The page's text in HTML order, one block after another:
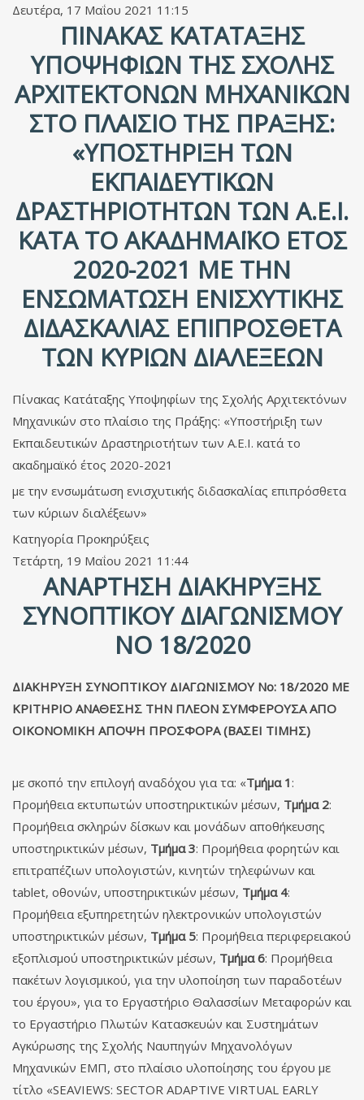
Δευτέρα, 17 Μαΐου 2021 11:15
ΠΊΝΑΚΑΣ ΚΑΤΆΤΑΞΗΣ
ΥΠΟΨΗΦΊΩΝ ΤΗΣ ΣΧΟΛΉΣ
ΑΡΧΙΤΕΚΤΌΝΩΝ ΜΗΧΑΝΙΚΏΝ
ΣΤΟ ΠΛΑΊΣΙΟ ΤΗΣ ΠΡΆΞΗΣ:
«ΥΠΟΣΤΉΡΙΞΗ ΤΩΝ
ΕΚΠΑΙΔΕΥΤΙΚΏΝ
ΔΡΑΣΤΗΡΙΟΤΉΤΩΝ ΤΩΝ Α.Ε.Ι.
ΚΑΤΆ ΤΟ ΑΚΑΔΗΜΑΪΚΌ ΈΤΟΣ
2020-2021 ΜΕ ΤΗΝ
ΕΝΣΩΜΆΤΩΣΗ ΕΝΙΣΧΥΤΙΚΉΣ
ΔΙΔΑΣΚΑΛΊΑΣ ΕΠΙΠΡΌΣΘΕΤΑ
ΤΩΝ ΚΎΡΙΩΝ ΔΙΑΛΈΞΕΩΝ
Πίνακας Κατάταξης Υποψηφίων της Σχολής Αρχιτεκτόνων
Μηχανικών στο πλαίσιο της Πράξης: «Υποστήριξη των
Εκπαιδευτικών Δραστηριοτήτων των Α.Ε.Ι. κατά το
ακαδημαϊκό έτος 2020-2021
με την ενσωμάτωση ενισχυτικής διδασκαλίας επιπρόσθετα
των κύριων διαλέξεων»
Κατηγορία Προκηρύξεις
Τετάρτη, 19 Μαΐου 2021 11:44
AΝΆΡΤΗΣΗ ΔΙΑΚΉΡΥΞΗΣ
ΣΥΝΟΠΤΙΚΟΎ ΔΙΑΓΩΝΙΣΜΟΎ
ΝΟ 18/2020
ΔΙΑΚΗΡΥΞΗ ΣΥΝΟΠΤΙΚΟΥ ΔΙΑΓΩΝΙΣΜΟΥ Νο: 18/2020 ΜΕ
ΚΡΙΤΗΡΙΟ ΑΝΑΘΕΣΗΣ ΤΗΝ ΠΛΕΟΝ ΣΥΜΦΕΡΟΥΣΑ ΑΠΟ
ΟΙΚΟΝΟΜΙΚΗ ΑΠΟΨΗ ΠΡΟΣΦΟΡΑ (ΒΑΣΕΙ ΤΙΜΗΣ)
με σκοπό την επιλογή αναδόχου για τα: «Τμήμα 1 :
Προμήθεια εκτυπωτών υποστηρικτικών μέσων, Τμήμα 2:
Προμήθεια σκληρών δίσκων και μονάδων αποθήκευσης
υποστηρικτικών μέσων, Τμήμα 3: Προμήθεια φορητών και
επιτραπέζιων υπολογιστών, κινητών τηλεφώνων και
tablet, οθονών, υποστηρικτικών μέσων, Τμήμα 4:
Προμήθεια εξυπηρετητών ηλεκτρονικών υπολογιστών
υποστηρικτικών μέσων, Τμήμα 5: Προμήθεια περιφερειακού
εξοπλισμού υποστηρικτικών μέσων, Τμήμα 6: Προμήθεια
πακέτων λογισμικού, για την υλοποίηση των παραδοτέων
του έργου», για το Εργαστήριο Θαλασσίων Μεταφορών και
το Εργαστήριο Πλωτών Κατασκευών και Συστημάτων
Αγκύρωσης της Σχολής Ναυπηγών Μηχανολόγων
Μηχανικών ΕΜΠ, στο πλαίσιο υλοποίησης του έργου με
τίτλο «SEAVIEWS: SECTOR ADAPTIVE VIRTUAL EARLY